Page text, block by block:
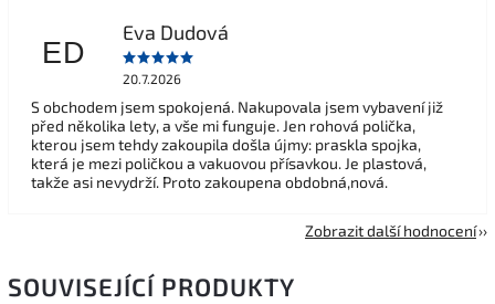
ED
Eva Dudová
20.7.2026
S obchodem jsem spokojená. Nakupovala jsem vybavení již
před několika lety, a vše mi funguje. Jen rohová polička,
kterou jsem tehdy zakoupila došla újmy: praskla spojka,
která je mezi poličkou a vakuovou přísavkou. Je plastová,
takže asi nevydrží. Proto zakoupena obdobná,nová.
Zobrazit další hodnocení
SOUVISEJÍCÍ PRODUKTY